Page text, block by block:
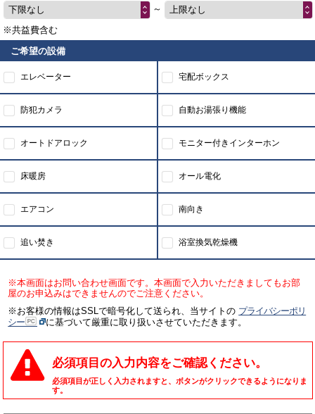
下限なし ～
上限なし
※共益費含む
ご希望の設備
エレベーター 宅配ボックス
防犯カメラ 自動お湯張り機能
オートドアロック モニター付きインターホン
床暖房 オール電化
エアコン 南向き
追い焚き 浴室換気乾燥機
※本画面はお問い合わせ画面です。本画面で入力いただきましてもお部
屋のお申込みはできませんのでご注意ください。
※お客様の情報はSSLで暗号化して送られ、当サイトの プライバシーポリ
シー
に基づいて厳重に取り扱いさせていただきます。
必須項目の入力内容をご確認ください。
必須項目が正しく入力されますと、ボタンがクリックできるようになりま
す。